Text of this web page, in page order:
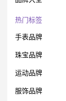
热门标签
手表品牌
珠宝品牌
运动品牌
服饰品牌